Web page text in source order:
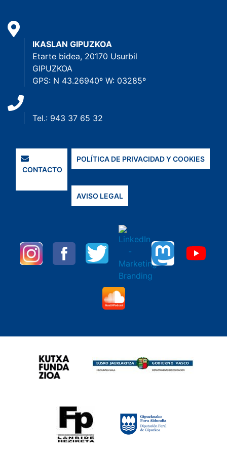
IKASLAN GIPUZKOA
Etarte bidea, 20170 Usurbil
GIPUZKOA
GPS: N 43.26940º W: 03285º
Tel.: 943 37 65 32
CONTACTO
POLÍTICA DE PRIVACIDAD Y COOKIES
AVISO LEGAL